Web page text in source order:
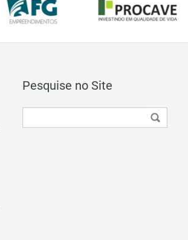
Pesquise no Site